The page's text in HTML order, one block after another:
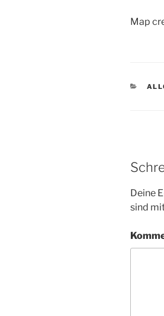
Map
Deine
sind